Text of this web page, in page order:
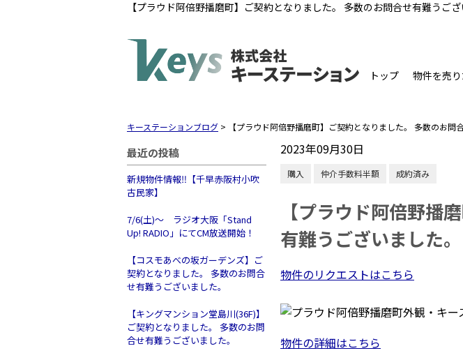
【プラウド阿倍野播磨町】ご契約となりました。 多数のお問合せ有難うござ
トップ 物件を売
キーステーションブログ > 【プラウド阿倍野播磨町】ご契約となりました。 多数のお問
最近の投稿
新規物件情報‼【千早赤阪村小吹
古民家】
7/6(土)～ ラジオ大阪「Stand
Up! RADIO」にてCM放送開始！
【コスモあべの坂ガーデンズ】ご
契約となりました。 多数のお問合
せ有難うございました。
【キングマンション堂島川(36F)】
ご契約となりました。 多数のお問
合せ有難うございました。
2023年09月30日
購入 仲介手数料半額 成約済み
【プラウド阿倍野播
有難うございました。
物件のリクエストはこちら
物件の詳細はこちら